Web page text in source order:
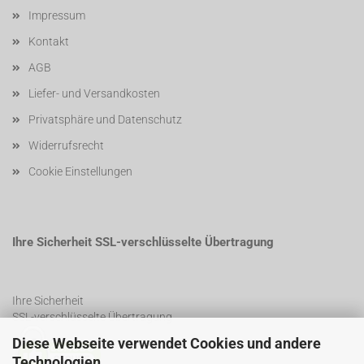
Diese Webseite verwendet Cookies und andere
Impressum
Kontakt
AGB
Liefer- und Versandkosten
Privatsphäre und Datenschutz
Widerrufsrecht
Cookie Einstellungen
Ihre Sicherheit SSL-verschlüsselte Übertragung
Ihre Sicherheit
SSL-verschlüsselte Übertragung